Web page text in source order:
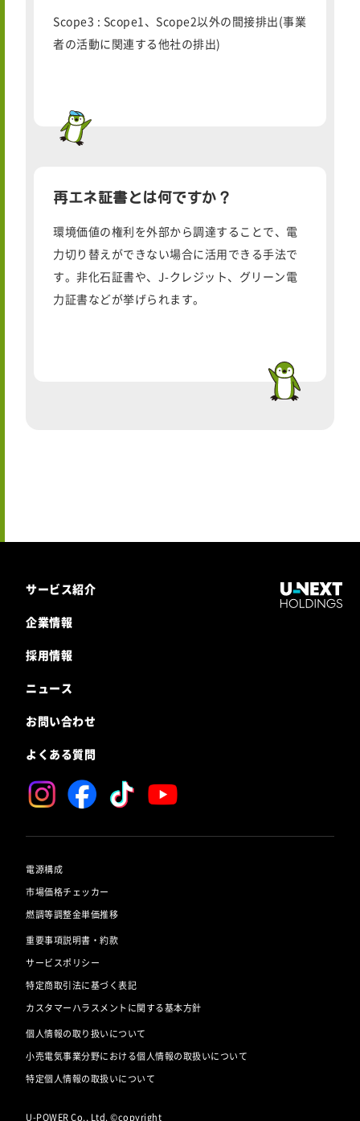
Scope3 : Scope1、Scope2以外の間接排出(事業
者の活動に関連する他社の排出)
再エネ証書とは何ですか？
環境価値の権利を外部から調達することで、電
力切り替えができない場合に活用できる手法で
す。非化石証書や、J-クレジット、グリーン電
力証書などが挙げられます。
サービス紹介
企業情報
採用情報
ニュース
お問い合わせ
よくある質問
電源構成
市場価格チェッカー
燃調等調整金単価推移
重要事項説明書・約款
サービスポリシー
特定商取引法に基づく表記
カスタマーハラスメントに関する基本方針
個人情報の取り扱いについて
小売電気事業分野における個人情報の取扱いについて
特定個人情報の取扱いについて
U-POWER Co., Ltd. ©copyright